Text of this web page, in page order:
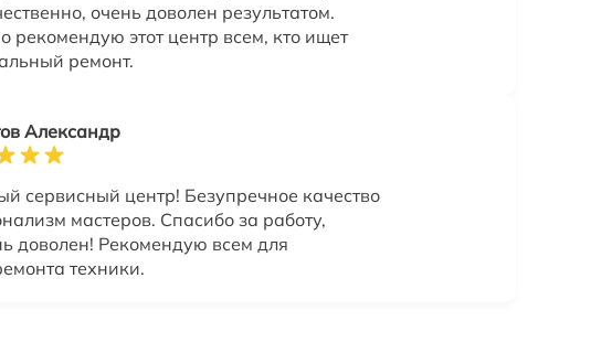
очень доволен результатом.
рекомендую этот центр всем, кто ищет
ремонт.
Александр
сервисный центр! Безупречное качество
мастеров. Спасибо за работу,
доволен! Рекомендую всем для
техники.